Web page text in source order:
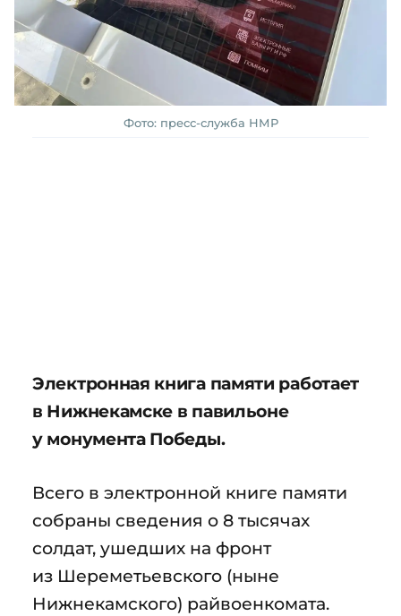
Фото: пресс-служба НМР
Электронная книга памяти работает
в Нижнекамске в павильоне
у монумента Победы.
Всего в электронной книге памяти
собраны сведения о 8 тысячах
солдат, ушедших на фронт
из Шереметьевского (ныне
Нижнекамского) райвоенкомата.